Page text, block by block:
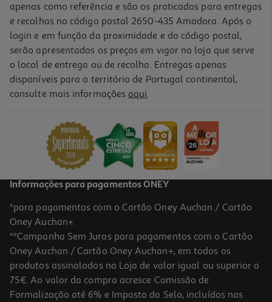
Tapete Rato Gaming Razer Gigantus V2 Large
19,99 €
apenas como referência e são os praticados para entregas
e recolhas no código postal 2650-435 Amadora. Após o
login e em função da proximidade e do código postal,
serão apresentados os preços em vigor na loja que serve
o local de entrega ou de recolha. Entregas apenas
disponíveis para o território de Portugal continental,
consulte mais informações aqui.
Informações para pagamentos ONEY
*para pagamentos com o Cartão Oney Auchan / Cartão
Oney Auchan+.
**Campanha Sem Juros para pagamentos com o Cartão
Oney Auchan / Cartão Oney Auchan+, em todos os
produtos assinalados na Loja de valor igual ou superior a
75€. Ao valor da compra acresce Comissão de
Formalização até 6% e Imposto do Selo, incluídos nas